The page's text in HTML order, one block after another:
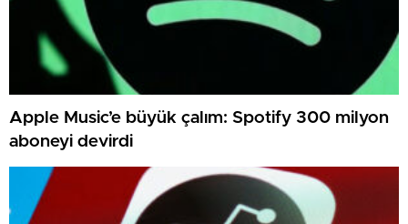
Apple Music’e büyük çalım: Spotify 300 milyon
aboneyi devirdi